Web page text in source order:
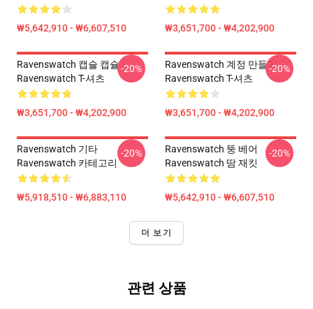
₩5,642,910 - ₩6,607,510 ₩3,651,700 - ₩4,202,900
Ravenswatch 캡슐 캡슐
Ravenswatch T-셔츠
₩3,651,700 - ₩4,202,900
-20%
Ravenswatch 계정 만들기
Ravenswatch T-셔츠
₩3,651,700 - ₩4,202,900
-20%
Ravenswatch 기타
Ravenswatch 카테고리
₩5,918,510 - ₩6,883,110
-20%
Ravenswatch 뚱 베어
Ravenswatch 땀 재킷
₩5,642,910 - ₩6,607,510
-20%
더 보기
관련 상품